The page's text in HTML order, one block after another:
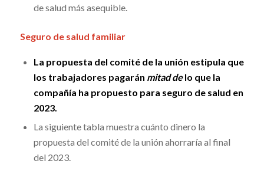
de salud más asequible.
Seguro de salud familiar
La propuesta del comité de la unión estipula que
los trabajadores pagarán mitad delo que la
compañía ha propuesto para seguro de salud en
2023.
La siguiente tabla muestra cuánto dinero la
propuesta del comité de la unión ahorraría al final
del 2023.